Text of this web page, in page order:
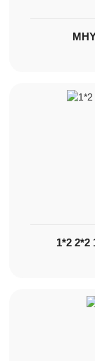
1*2 2*2